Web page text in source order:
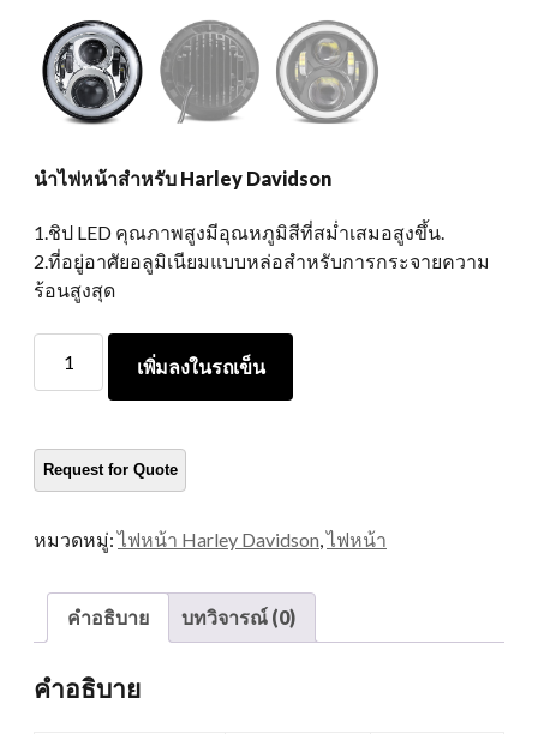
นำไฟหน้าสำหรับ Harley Davidson
1.ชิป LED คุณภาพสูงมีอุณหภูมิสีที่สม่ำเสมอสูงขึ้น.
2.ที่อยู่อาศัยอลูมิเนียมแบบหล่อสำหรับการกระจายความ
ร้อนสูงสุด
Harley
Davidson
เพิ่มลงในรถเข็น
หมวดหมู่:ไฟหน้า Harley Davidson ,ไฟหน้า
คำอธิบาย บทวิจารณ์ (0)
คำอธิบาย